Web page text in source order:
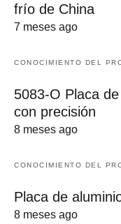
frío de China
7 meses ago
CONOCIMIENTO DEL
5083-O Placa
con precisión
8 meses ago
CONOCIMIENTO DEL
Placa de
8 meses ago